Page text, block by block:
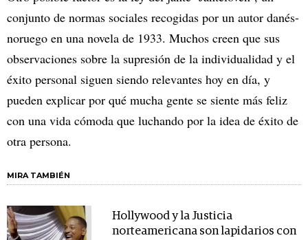
conjunto de normas sociales recogidas por un autor danés-
noruego en una novela de 1933. Muchos creen que sus
observaciones sobre la supresión de la individualidad y el
éxito personal siguen siendo relevantes hoy en día, y
pueden explicar por qué mucha gente se siente más feliz
con una vida cómoda que luchando por la idea de éxito de
otra persona.
MIRA TAMBIÉN
Hollywood y la Justicia
norteamericana son lapidarios con